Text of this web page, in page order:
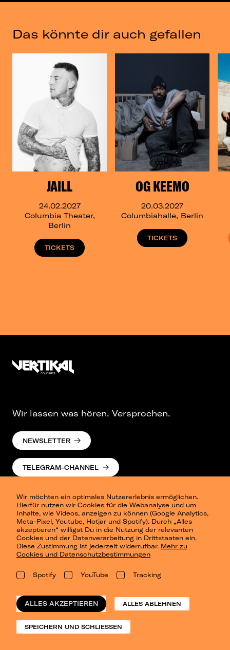
Das könnte dir auch gefallen
JAILL
24.02.2027
Columbia Theater,
Berlin
TICKETS
OG KEEMO
20.03.2027
Columbiahalle, Berlin
TICKETS
Wir möchten ein optimales Nutzererlebnis ermöglichen.
Hierfür nutzen wir Cookies für die Webanalyse und um
Inhalte, wie Videos, anzeigen zu können (Google Analytics,
Meta-Pixel, Youtube, Hotjar und Spotify). Durch „Alles
akzeptieren“ willigst Du in die Nutzung der relevanten
Cookies und der Datenverarbeitung in Drittstaaten ein.
Diese Zustimmung ist jederzeit widerrufbar. Mehr zu
Cookies und Datenschutzbestimmungen
Spotify YouTube Tracking
ALLES AKZEPTIEREN ALLES ABLEHNEN
SPEICHERN UND SCHLIESSEN
Wir lassen was hören. Versprochen.
NEWSLETTER
TELEGRAM-CHANNEL
Presse
Berlin
Dresden
Leipzig
Konzertsommer Petersberg
Vergangene Shows
o_team
Datenschutz
Impressum